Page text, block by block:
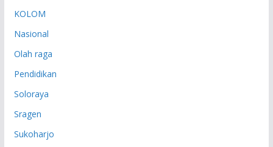
KOLOM
Nasional
Olah raga
Pendidikan
Soloraya
Sragen
Sukoharjo